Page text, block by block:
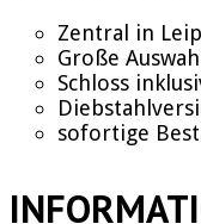
Zentral in
Große
Schloss
sofortige